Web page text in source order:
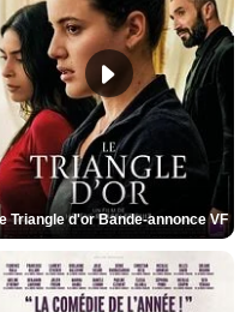
Triangle d'or Bande-annonce VF